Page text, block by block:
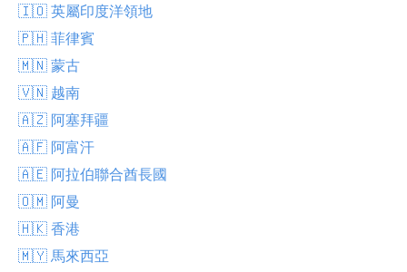
🇮🇴 英屬印度洋領地
🇵🇭 菲律賓
🇲🇳 蒙古
🇻🇳 越南
🇦🇿 阿塞拜疆
🇦🇫 阿富汗
🇦🇪 阿拉伯聯合酋長國
🇴🇲 阿曼
🇭🇰 香港
🇲🇾 馬來西亞